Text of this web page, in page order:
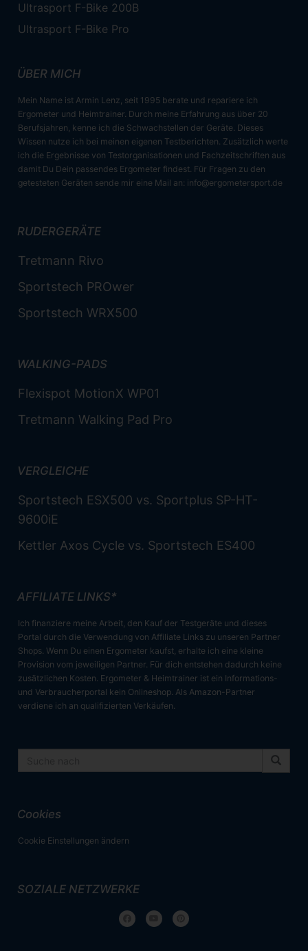
Ultrasport F-Bike 200B
Ultrasport F-Bike Pro
ÜBER MICH
Mein Name ist Armin Lenz, seit 1995 berate und repariere ich
Ergometer und Heimtrainer. Durch meine Erfahrung aus über 20
Berufsjahren, kenne ich die Schwachstellen der Geräte. Dieses
Wissen nutze ich bei meinen eigenen Testberichten. Zusätzlich werte
ich die Ergebnisse von Testorganisationen und Fachzeitschriften aus
damit Du Dein passendes Ergometer findest. Für Fragen zu den
getesteten Geräten sende mir eine Mail an: info@ergometersport.de
RUDERGERÄTE
Tretmann Rivo
Sportstech PROwer
Sportstech WRX500
WALKING-PADS
Flexispot MotionX WP01
Tretmann Walking Pad Pro
VERGLEICHE
Sportstech ESX500 vs. Sportplus SP-HT-
9600iE
Kettler Axos Cycle vs. Sportstech ES400
AFFILIATE LINKS*
Ich finanziere meine Arbeit, den Kauf der Testgeräte und dieses
Portal durch die Verwendung von Affiliate Links zu unseren Partner
Shops. Wenn Du einen Ergometer kaufst, erhalte ich eine kleine
Provision vom jeweiligen Partner. Für dich entstehen dadurch keine
zusätzlichen Kosten. Ergometer & Heimtrainer ist ein Informations-
und Verbraucherportal kein Onlineshop. Als Amazon-Partner
verdiene ich an qualifizierten Verkäufen.
Cookies
Cookie Einstellungen ändern
SOZIALE NETZWERKE